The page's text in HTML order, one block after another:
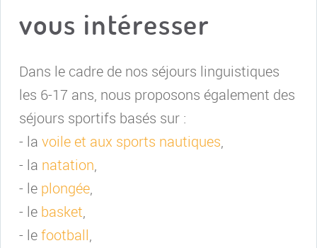
vous intéresser
Dans le cadre de nos séjours linguistiques
les 6-17 ans, nous proposons également des
séjours sportifs basés sur :
- la voile et aux sports nautiques,
- la natation,
- le plongée,
- le basket,
- lefootball,